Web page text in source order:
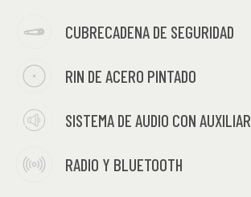
CUBRECADENA DE SEGURIDAD
RIN DE ACERO PINTADO
SISTEMA DE AUDIO CON AUXILIAR
RADIO Y BLUETOOTH